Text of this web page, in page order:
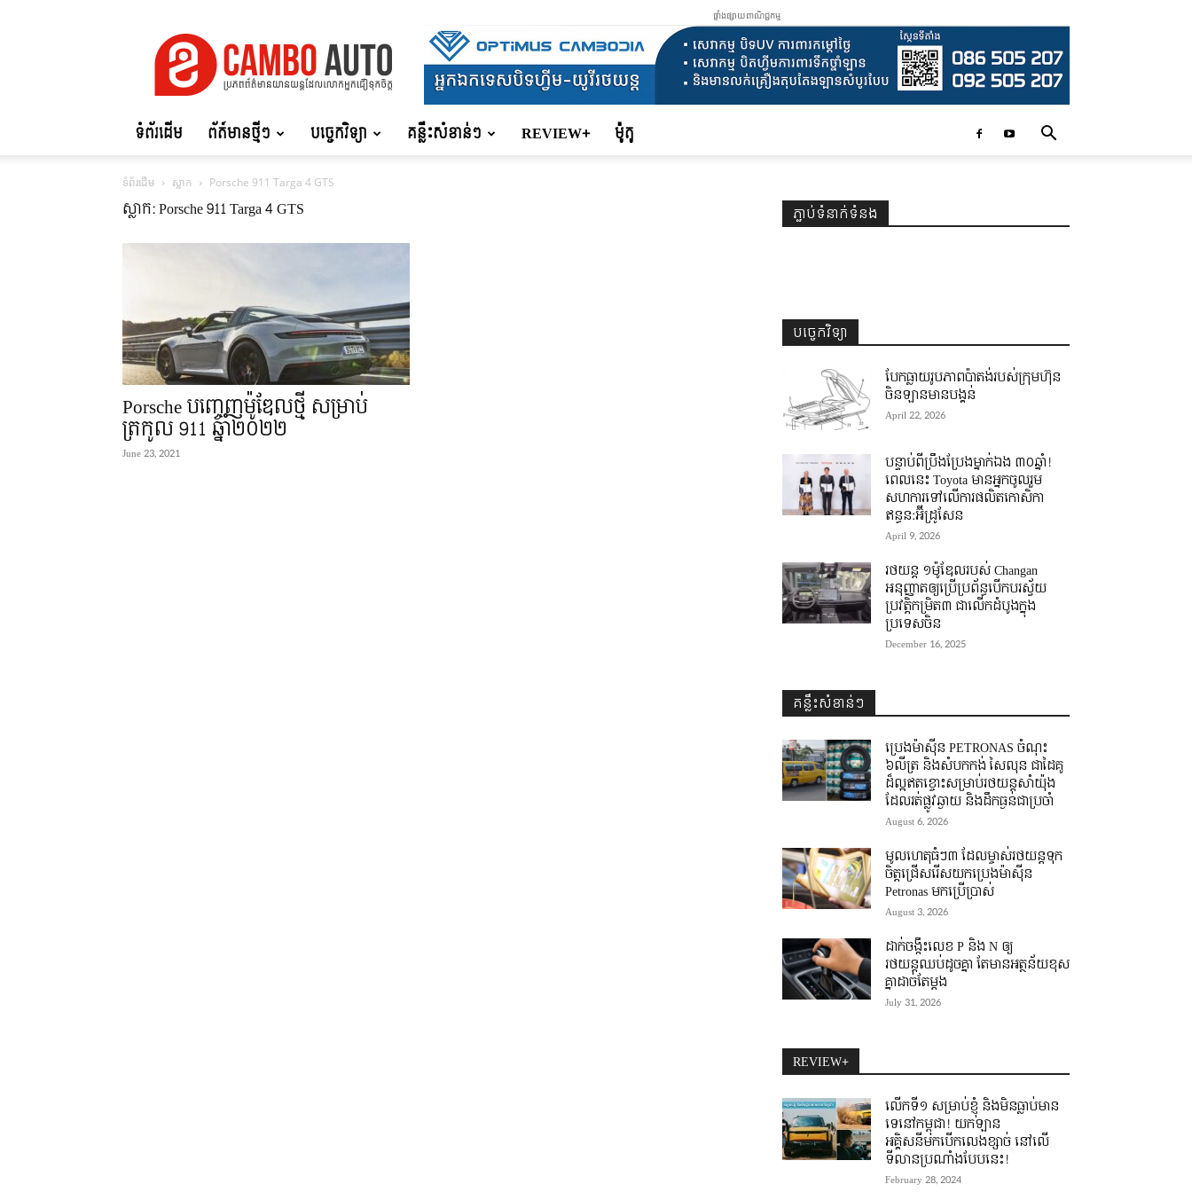
Auto
ផ្ទាំងផ្សាយពាណិជ្ជកម្ម
ទំព័រដើម ព័ត៍មានថ្មីៗ បច្ចេកវិទ្យា គន្លឹះសំខាន់ៗ REVIEW+ ម៉ូតូ
ទំព័រដើម ស្លាក Porsche 911 Targa 4 GTS
ស្លាក: Porsche 911 Targa 4 GTS
Porsche បញ្ចេញម៉ូឌែលថ្មី សម្រាប់
ត្រកូល 911 ឆ្នាំ២០២២
June 23, 2021
ភ្ជាប់ទំនាក់ទំនង
បច្ចេកវិទ្យា
បែកធ្លាយរូបភាពប៉ាតង់របស់ក្រុមហ៊ុន
ចិនឡានមានបង្គន់
April 22, 2026
បន្ទាប់ពីប្រឹងប្រែងម្នាក់ឯង ៣០ឆ្នាំ! ​
ពេលនេះ Toyota មានអ្នកចូលរួម
សហការទៅលើការផលិតកោសិកា
ឥន្ធន:អ៊ីដ្រូសែន
April 9, 2026
រថយន្ត ១ម៉ូឌែលរបស់ Changan
អនុញ្ញាតឲ្យប្រើប្រព័ន្ធបើកបរស្វ័យ
ប្រវត្តិកម្រិត៣ ជាលើកដំបូងក្នុង
ប្រទេសចិន
December 16, 2025
គន្លឹះសំខាន់ៗ
ប្រេងម៉ាស៊ីន PETRONAS ចំណុះ
៦លីត្រ និងសំបកកង់ សៃលុន ជាដៃគូ
ដ៏ល្អឥតខ្ចោះសម្រាប់រថយន្តសាំយ៉ុង
ដែលរត់ផ្លូវឆ្ងាយ និងដឹកធ្ងន់ជាប្រចាំ
August 6, 2026
មូលហេតុធំៗ៣ ដែលម្ចាស់រថយន្តទុក
ចិត្តជ្រើសរើសយកប្រេងម៉ាស៊ីន
Petronas មកប្រើប្រាស់
August 3, 2026
ដាក់ចង្កឹះលេខ P និង N ឲ្យ
រថយន្តឈប់ដូចគ្នា តែមានអត្ថន័យខុស
គ្នាដាច់តែម្តង
July 31, 2026
REVIEW+
លើកទី១ សម្រាប់ខ្ញុំ និងមិនធ្លាប់មាន
ទេនៅកម្ពុជា! យកឡាន
អគ្គិសនីមកបើកលេងខ្សាច់ នៅលើ
ទីលានប្រណាំងបែបនេះ!
February 28, 2024